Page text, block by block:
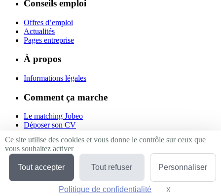
Conseils emploi
Offres d’emploi
Actualités
Pages entreprise
À propos
Informations légales
Comment ça marche
Le matching Jobeo
Déposer son CV
Suivez-nous
Linkedin
Facebook
Twitter
Ce site utilise des cookies et vous donne le contrôle sur ceux que
vous souhaitez activer
Tout accepter Tout refuser Personnaliser
Politique de confidentialité X